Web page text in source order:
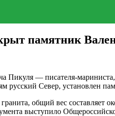
памятник
Пикуля — писателя-
русский Север, установлен
общий вес
выступило